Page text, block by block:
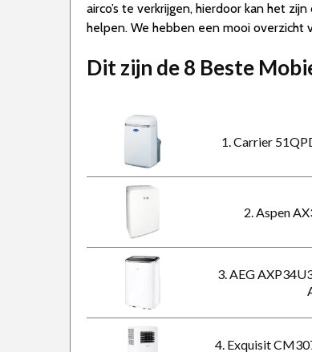
airco’s te verkrijgen, hierdoor kan het
helpen. We hebben een mooi overzicht
Dit zijn de 8 Beste
1. Carrier
2. Aspen
3. AEG
4. Exquisit